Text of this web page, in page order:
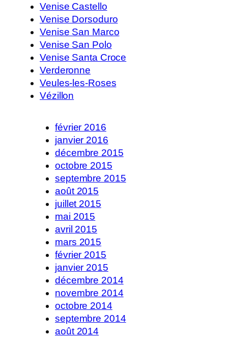
Venise Castello
Venise Dorsoduro
Venise San Marco
Venise San Polo
Venise Santa Croce
Verderonne
Veules-les-Roses
Vézillon
février 2016
janvier 2016
décembre 2015
octobre 2015
septembre 2015
août 2015
juillet 2015
mai 2015
avril 2015
mars 2015
février 2015
janvier 2015
décembre 2014
novembre 2014
octobre 2014
septembre 2014
août 2014